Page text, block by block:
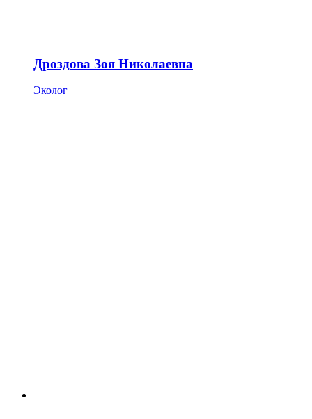
Дроздова Зоя Николаевна
Эколог